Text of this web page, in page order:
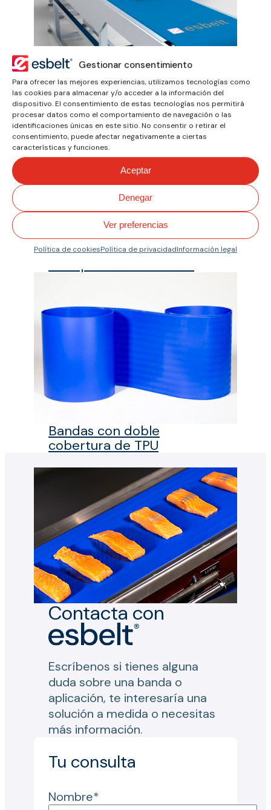
Gestionar consentimiento
Para ofrecer las mejores experiencias, utilizamos tecnologías como
las cookies para almacenar y/o acceder a la información del
dispositivo. El consentimiento de estas tecnologías nos permitirá
procesar datos como el comportamiento de navegación o las
identificaciones únicas en este sitio. No consentir o retirar el
consentimiento, puede afectar negativamente a ciertas
características y funciones.
Aceptar
Denegar
Ver preferencias
Política de cookiesPolítica de privacidadInformación legal
Banda Metal-Detectable
Bandas para
transportadores curvos
Bandas con doble
cobertura de TPU
Contacta con
Escríbenos si tienes alguna
duda sobre una banda o
aplicación, te interesaría una
solución a medida o necesitas
más información.
Tu consulta
Nombre*